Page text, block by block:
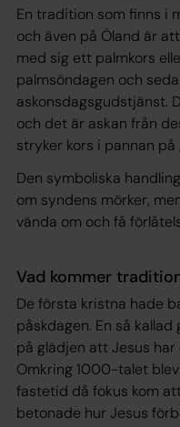
En tradition som finns i
och även på Öland är
med sig ett palmkors
palmsöndagen och
askonsdagsgudstjänst.
och det är askan från
stryker kors i pannan
Den symboliska
om syndens mörker,
vända om och få
Vad kommer
De första kristna hade
påskdagen. En så
på glädjen att Jesus
Omkring 1000-talet
fastetid då fokus kom
betonade hur Jesus